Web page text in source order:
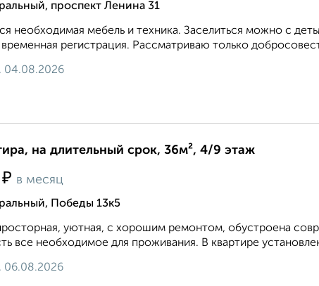
проспект Ленина 31
необходимая мебель и техника. Заселиться можно с
регистрация. Рассматриваю только
04.08.2026
на длительный срок, 36м², 4/9 этаж
₽ в месяц
Победы 13к5
уютная, с хорошим ремонтом, обустроена
все необходимое для проживания. В квартире
06.08.2026